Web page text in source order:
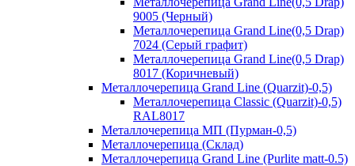
9005 (Черный)
Металлочерепица Grand Line(0,5 Drap)
7024 (Серый графит)
Металлочерепица Grand Line(0,5 Drap)
8017 (Коричневый)
Металлочерепица Grand Line (Quarzit)-0,5)
Металлочерепица Classic (Quarzit)-0,5)
RAL8017
Металлочерепица МП (Пурман-0,5)
Металлочерепица (Склад)
Металлочерепица Grand Line (Purlite matt-0.5)